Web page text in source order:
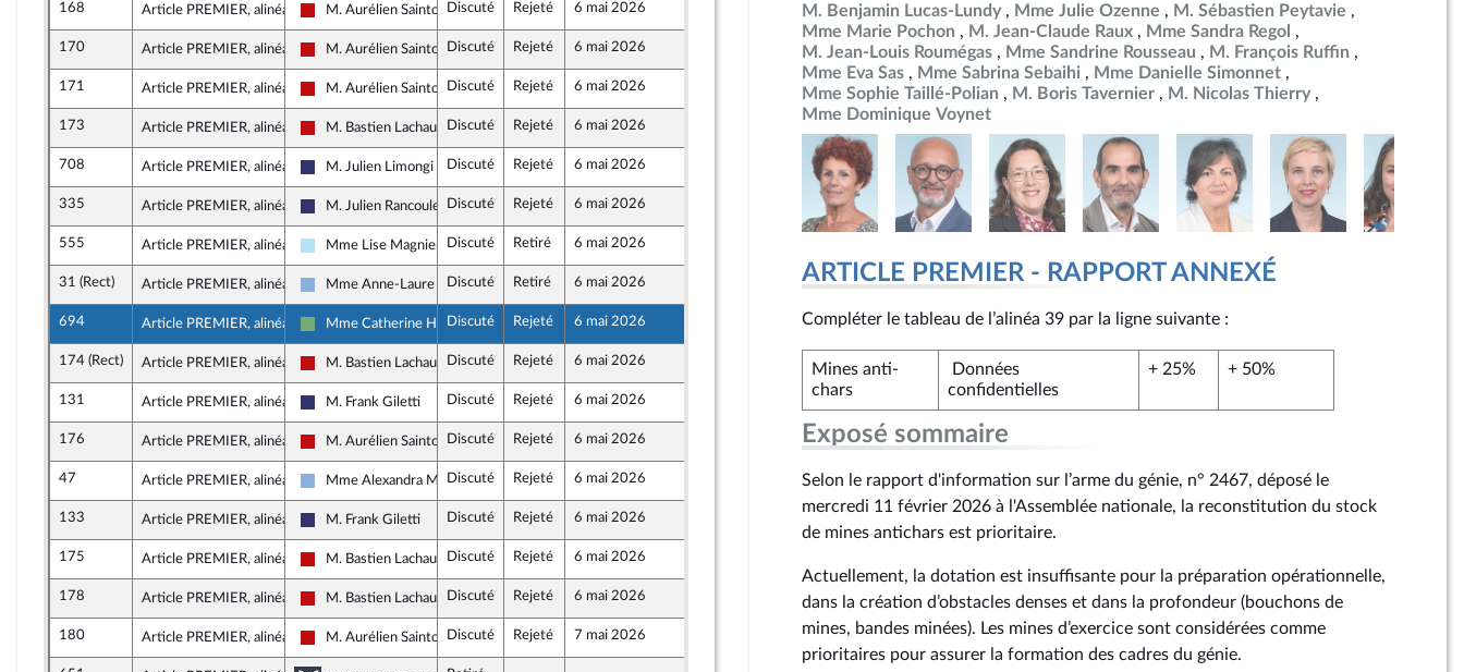
168 Article PREMIER, alinéa 37
La France insoumise - Nouveau Front Populaire
M. Aurélien SaintoulDiscuté Rejeté 6 mai 2026
170 Article PREMIER, alinéa 37
La France insoumise - Nouveau Front Populaire
M. Aurélien SaintoulDiscuté Rejeté 6 mai 2026
171 Article PREMIER, alinéa 37
La France insoumise - Nouveau Front Populaire
M. Aurélien SaintoulDiscuté Rejeté 6 mai 2026
173 Article PREMIER, alinéa 38
La France insoumise - Nouveau Front Populaire
M. Bastien Lachaud Discuté Rejeté 6 mai 2026
708 Article PREMIER, alinéa 38
Rassemblement National
M. Julien Limongi Discuté Rejeté 6 mai 2026
335 Article PREMIER, alinéa 38
Rassemblement National
M. Julien Rancoule Discuté Rejeté 6 mai 2026
555 Article PREMIER, alinéa 39
Horizons & Indépendants
Mme Lise Magnier Discuté Retiré 6 mai 2026
31 (Rect) Article PREMIER, alinéa 39
Droite Républicaine
Mme Anne-Laure BlinDiscuté Retiré 6 mai 2026
694 Article PREMIER, alinéa 39
Écologiste et Social
Mme Catherine Hervieu
Discuté Rejeté 6 mai 2026
174 (Rect) Article PREMIER, alinéa 40
La France insoumise - Nouveau Front Populaire
M. Bastien Lachaud Discuté Rejeté 6 mai 2026
131 Article PREMIER, alinéa 42
Rassemblement National
M. Frank Giletti Discuté Rejeté 6 mai 2026
176 Article PREMIER, alinéa 42
La France insoumise - Nouveau Front Populaire
M. Aurélien SaintoulDiscuté Rejeté 6 mai 2026
47 Article PREMIER, alinéa 42
Droite Républicaine
Mme Alexandra Martin (Alpes-Maritimes)
Discuté Rejeté 6 mai 2026
133 Article PREMIER, alinéa 42
Rassemblement National
M. Frank Giletti Discuté Rejeté 6 mai 2026
175 Article PREMIER, alinéa 42
La France insoumise - Nouveau Front Populaire
M. Bastien Lachaud Discuté Rejeté 6 mai 2026
178 Article PREMIER, alinéa 43
La France insoumise - Nouveau Front Populaire
M. Bastien Lachaud Discuté Rejeté 6 mai 2026
180 Article PREMIER, alinéa 43
La France insoumise - Nouveau Front Populaire
M. Aurélien SaintoulDiscuté Rejeté 7 mai 2026
M. Benjamin Lucas-Lundy
Mme Julie Ozenne
M. Sébastien Peytavie
Mme Marie Pochon
M. Jean-Claude Raux
Mme Sandra Regol
M. Jean-Louis Roumégas
Mme Sandrine Rousseau
M. François Ruffin
Mme Eva Sas
Mme Sabrina Sebaihi
Mme Danielle Simonnet
Mme Sophie Taillé-Polian
M. Boris Tavernier
M. Nicolas Thierry
Mme Dominique Voynet
ARTICLE PREMIER - RAPPORT ANNEXÉ
Compléter le tableau de l’alinéa 39 par la ligne suivante :
Mines anti-
chars
Données
confidentielles
+ 25% + 50%
Exposé sommaire
Selon le rapport d'information sur l’arme du génie, n° 2467, déposé le
mercredi 11 février 2026 à l'Assemblée nationale, la reconstitution du stock
de mines antichars est prioritaire.
Actuellement, la dotation est insuffisante pour la préparation opérationnelle,
dans la création d’obstacles denses et dans la profondeur (bouchons de
mines, bandes minées). Les mines d’exercice sont considérées comme
prioritaires pour assurer la formation des cadres du génie.